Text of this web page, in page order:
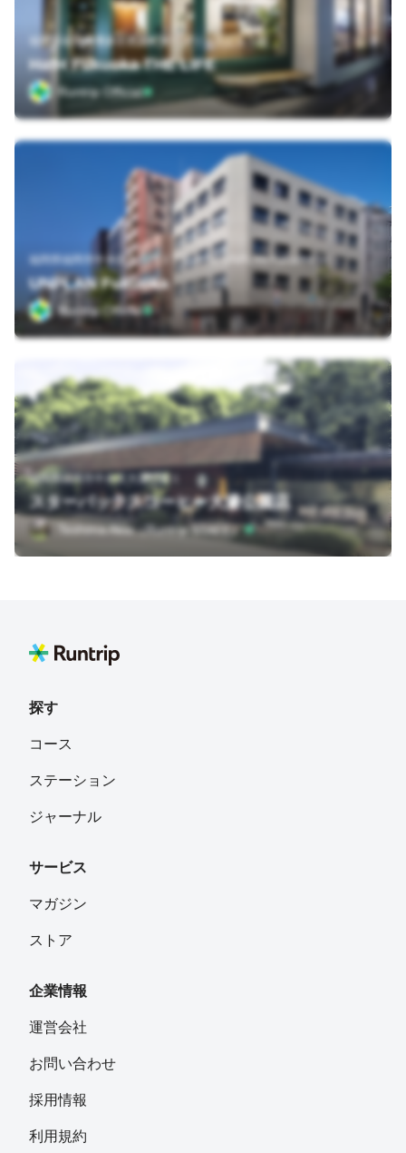
福岡県福岡市博多区祇園町第一プリンスビル１階
HafH Fukuoka THE LIFE
Runtrip Official
福岡県福岡市中央区大手門３丁目４−１ UNPLAN Fukuoka 1F
UNPLAN Fukuoka
Runtrip Official
福岡県福岡市中央区大濠公園１
スターバックスコーヒー大濠公園店
Teshima Akio（Runtrip STAFF）
探す
コース
ステーション
ジャーナル
サービス
マガジン
ストア
企業情報
運営会社
お問い合わせ
採用情報
利用規約